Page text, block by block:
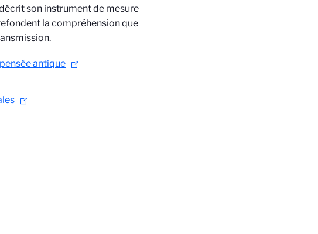
son instrument de mesure
la compréhension que
antique